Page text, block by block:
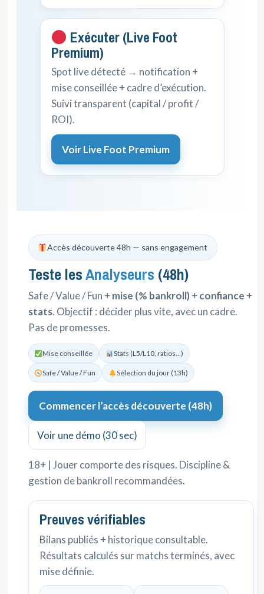
Exécuter (Live Foot
Premium)
Spot live détecté → notification +
mise conseillée + cadre d’exécution.
Suivi transparent (capital / profit /
ROI).
Voir Live Foot Premium
Accès découverte 48h — sans engagement
Teste lesAnalyseurs (48h)
Safe / Value / Fun + mise (% bankroll)+ confiance +
stats. Objectif : décider plus vite, avec un cadre.
Pas de promesses.
Mise conseillée Stats (L5/L10, ratios…)
Safe / Value / Fun Sélection du jour (13h)
Commencer l’accès découverte (48h)
Voir une démo (30 sec)
18+ | Jouer comporte des risques. Discipline &
gestion de bankroll recommandées.
Preuves vérifiables
Bilans publiés + historique consultable.
Résultats calculés sur matchs terminés, avec
mise définie.